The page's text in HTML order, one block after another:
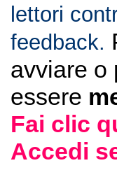
lettori
feedback.
avviare o
essere
Fai clic
Accedi